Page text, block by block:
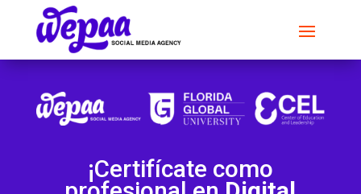
¡Certifícate como